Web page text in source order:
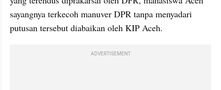
sayangnya terkecoh manuver DPR tanpa menyadari
putusan tersebut diabaikan oleh KIP Aceh.
ADVERTISEMENT